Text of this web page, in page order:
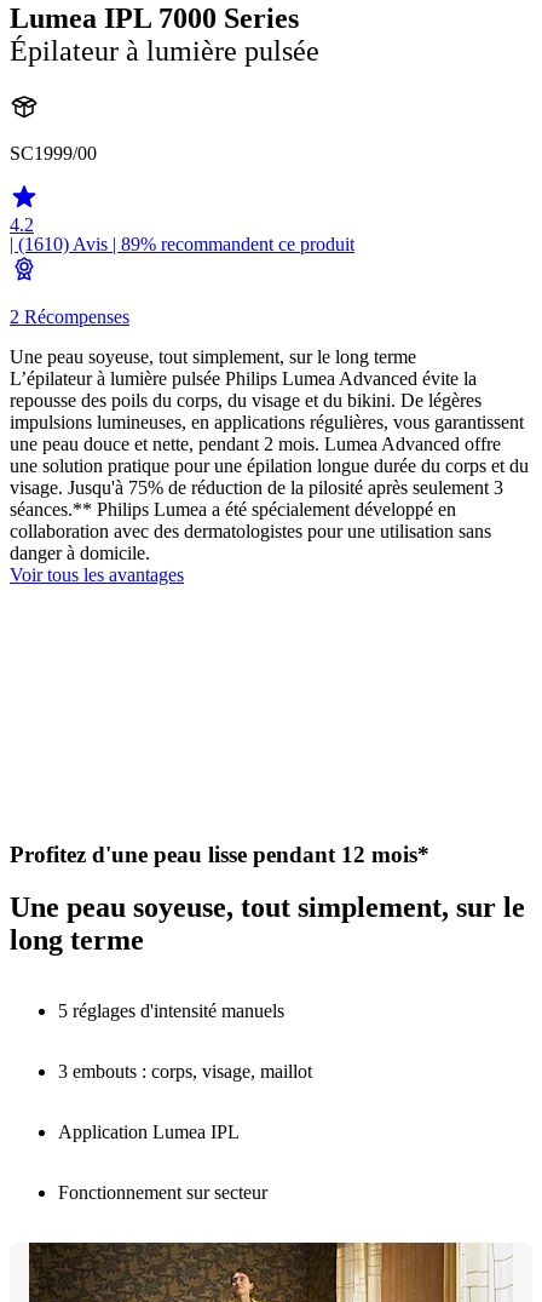
Lumea IPL 7000 Series
Épilateur à lumière pulsée
SC1999/00
4.2
| (1610) Avis | 89% recommandent ce produit
2 Récompenses
Une peau soyeuse, tout simplement, sur le long terme
L’épilateur à lumière pulsée Philips Lumea Advanced évite la
repousse des poils du corps, du visage et du bikini. De légères
impulsions lumineuses, en applications régulières, vous garantissent
une peau douce et nette, pendant 2 mois. Lumea Advanced offre
une solution pratique pour une épilation longue durée du corps et du
visage. Jusqu'à 75% de réduction de la pilosité après seulement 3
séances.** Philips Lumea a été spécialement développé en
collaboration avec des dermatologistes pour une utilisation sans
danger à domicile.
Voir tous les avantages
Profitez d'une peau lisse pendant 12 mois*
Une peau soyeuse, tout simplement, sur le
long terme
5 réglages d'intensité manuels
3 embouts : corps, visage, maillot
Application Lumea IPL
Fonctionnement sur secteur